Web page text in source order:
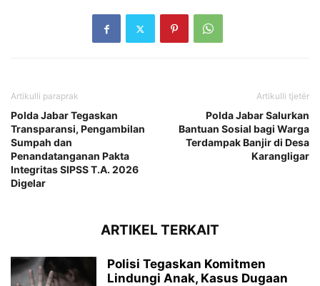
Artikulli paraprak
Polda Jabar Tegaskan
Transparansi, Pengambilan
Sumpah dan
Penandatanganan Pakta
Integritas SIPSS T.A. 2026
Digelar
Artikulli tjetër
Polda Jabar Salurkan
Bantuan Sosial bagi Warga
Terdampak Banjir di Desa
Karangligar
ARTIKEL TERKAIT
Polisi Tegaskan Komitmen
Lindungi Anak, Kasus Dugaan